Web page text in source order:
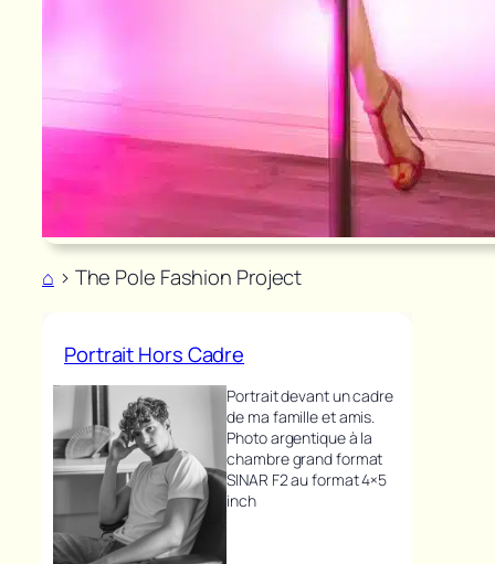
⌂ > The Pole Fashion Project
Portrait Hors Cadre
Portrait devant un cadre
de ma famille et amis.
Photo argentique à la
chambre grand format
SINAR F2 au format 4×5
inch